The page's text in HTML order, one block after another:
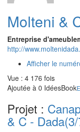
Molteni &
Entreprise
http://
Afficher le
Vue : 4 176 fois
Ajoutée à 0 IdéesBook
Projet :
& C - Dada